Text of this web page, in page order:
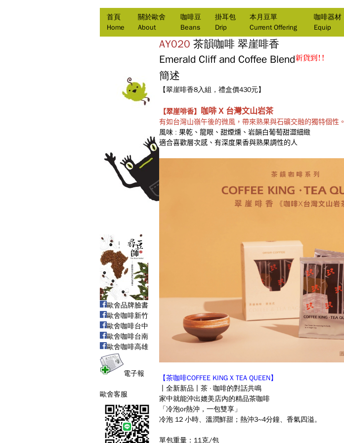
首頁
Home
關於歐舍
About
咖啡豆
Beans
掛耳包
Drip
本月豆單
Current Offering
咖啡器材
Equip
歐舍品牌臉書
歐舍咖啡新竹
歐舍咖啡台中
歐舍咖啡台南
歐舍咖啡高雄
電子報
歐舍客服
AY020 茶韻咖啡 翠崖啡香
Emerald Cliff and Coffee Blend
簡述
【翠崖啡香8入組，禮盒價430元】
【翠崖啡香】 咖啡 X 台灣文山岩茶
有如台灣山嶺午後的微風，帶來熟果與石礦交融的獨特個性。
風味 : 果乾、龍眼、甜煙燻、岩韻白葡萄甜澀細緻
適合喜歡層次感、有深度果香與熟果調性的人
【茶咖啡COFFEE KING X TEA QUEEN】
〡全新新品〡茶 · 咖啡的對話共鳴
家中就能沖出媲美店內的精品茶咖啡
「冷泡or熱沖，一包雙享」
冷泡 12 小時、溫潤鮮甜；熱沖3~4分鐘、香氣四溢。
單包重量：11克/包